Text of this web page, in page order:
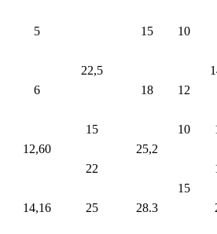
5
15 10
22,5
6 18 12
12,60
15
25,2
10
22
15
14,16 25 28.3